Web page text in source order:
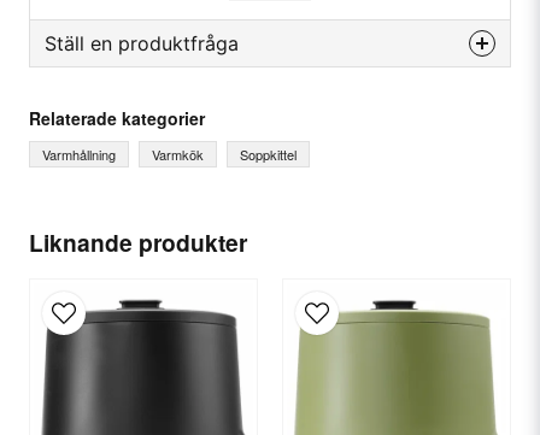
Liknande produkter
Ställ en produktfråga
Fråga oss något om denna produkten...
Ditt namn
email
E-postadress
Relaterade kategorier
Varmhållning Varmkök Soppkittel